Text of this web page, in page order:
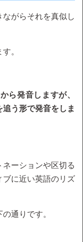
ながらそれを真似し
。
ら発音しますが、
追う形で発音をしま
ーションや区切る
ブに近い英語のリズ
通りです。